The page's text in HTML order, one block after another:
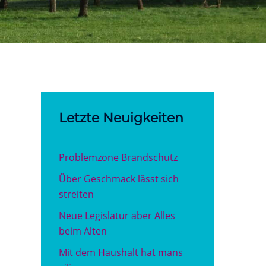
Letzte Neuigkeiten
Problemzone Brandschutz
Über Geschmack lässt sich
streiten
Neue Legislatur aber Alles
beim Alten
Mit dem Haushalt hat mans